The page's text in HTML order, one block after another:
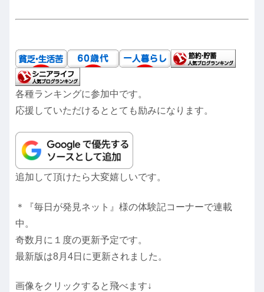
各種ランキングに参加中です。
応援していただけるととても励みになります。
追加して頂けたら大変嬉しいです。
＊『毎日が発見ネット』様の体験記コーナーで連載
中。
奇数月に１度の更新予定です。
最新版は8月4日に更新されました。
画像をクリックすると飛べます↓